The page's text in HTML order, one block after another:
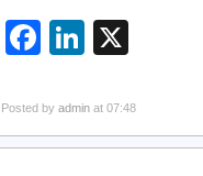
Facebook
LinkedIn
Posted by admin at 07:48